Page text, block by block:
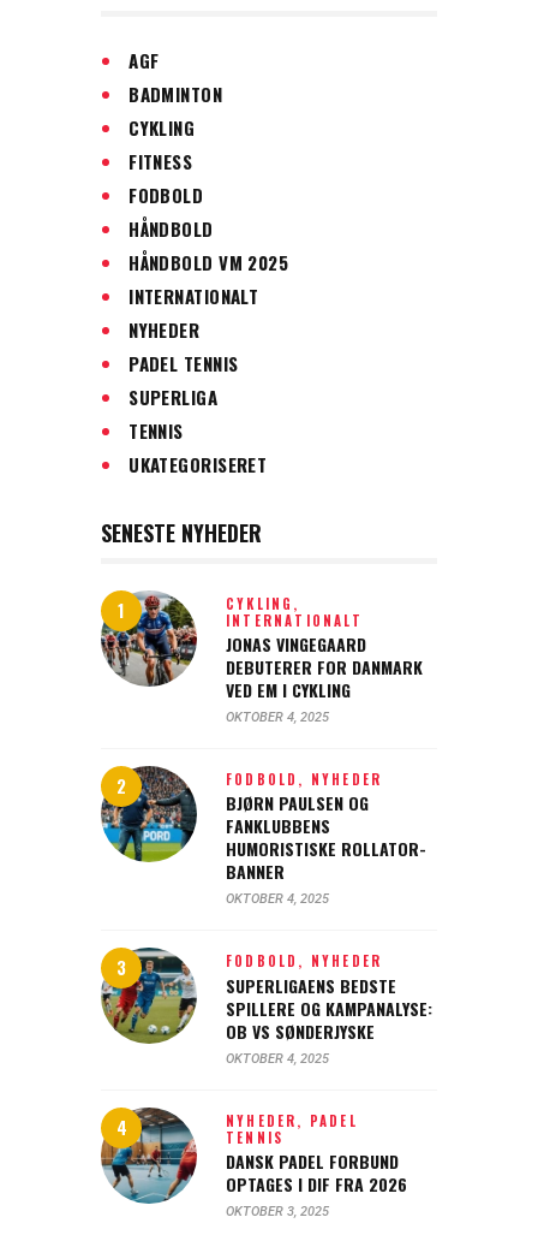
AGF
BADMINTON
CYKLING
FITNESS
FODBOLD
HÅNDBOLD
HÅNDBOLD VM 2025
INTERNATIONALT
NYHEDER
PADEL TENNIS
SUPERLIGA
TENNIS
UKATEGORISERET
SENESTE NYHEDER
CYKLING,
INTERNATIONALT
JONAS VINGEGAARD
DEBUTERER FOR DANMARK
VED EM I CYKLING
OKTOBER 4, 2025
FODBOLD, NYHEDER
BJØRN PAULSEN OG
FANKLUBBENS
HUMORISTISKE ROLLATOR-
BANNER
OKTOBER 4, 2025
FODBOLD, NYHEDER
SUPERLIGAENS BEDSTE
SPILLERE OG KAMPANALYSE:
OB VS SØNDERJYSKE
OKTOBER 4, 2025
NYHEDER, PADEL
TENNIS
DANSK PADEL FORBUND
OPTAGES I DIF FRA 2026
OKTOBER 3, 2025